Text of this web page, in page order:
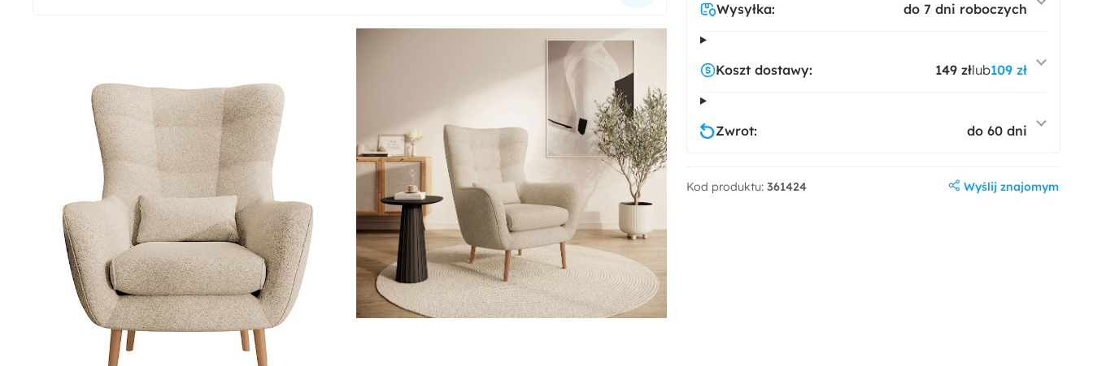
Wysyłka: do 7 dni roboczych
Koszt dostawy: 149 złlub109 zł
Zwrot: do 60 dni
Kod produktu: 361424 Wyślij znajomym